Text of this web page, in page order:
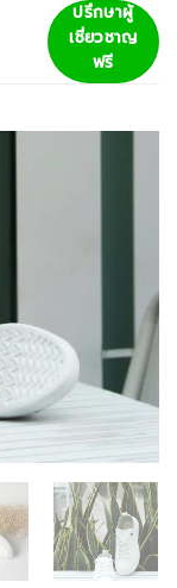
ปรึกษาผู้
เชี่ยวชาญ
ฟรี